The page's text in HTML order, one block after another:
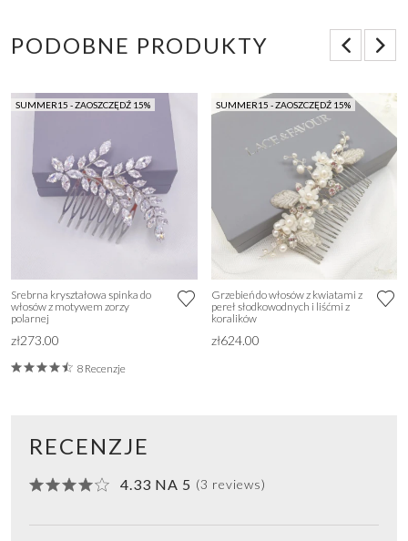
PODOBNE PRODUKTY
SUMMER15 - ZAOSZCZĘDŹ 15%
Srebrna kryształowa spinka do
włosów z motywem zorzy
polarnej
zł273.00
8 Recenzje
SUMMER15 - ZAOSZCZĘDŹ 15%
Grzebień do włosów z kwiatami z
pereł słodkowodnych i liśćmi z
koralików
zł624.00
RECENZJE
4.33 NA 5 (3 reviews)